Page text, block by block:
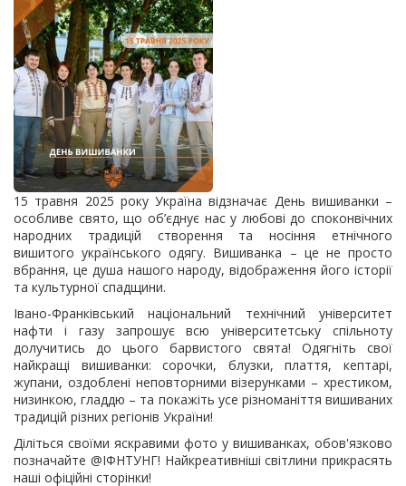
15 травня 2025 року Україна відзначає День вишиванки –
особливе свято, що об’єднує нас у любові до споконвічних
народних традицій створення та носіння етнічного
вишитого українського одягу. Вишиванка – це не просто
вбрання, це душа нашого народу, відображення його історії
та культурної спадщини.
Івано-Франківський національний технічний університет
нафти і газу запрошує всю університетську спільноту
долучитись до цього барвистого свята! Одягніть свої
найкращі вишиванки: сорочки, блузки, плаття, кептарі,
жупани, оздоблені неповторними візерунками – хрестиком,
низинкою, гладдю – та покажіть усе різноманіття вишиваних
традицій різних регіонів України!
Діліться своїми яскравими фото у вишиванках, обов'язково
позначайте @ІФНТУНГ! Найкреативніші світлини прикрасять
наші офіційні сторінки!